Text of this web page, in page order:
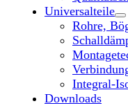
Universalteile
Rohre,
Integral-
Downloads